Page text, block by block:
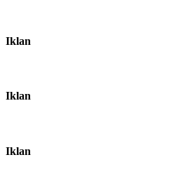
Iklan
Iklan
Iklan